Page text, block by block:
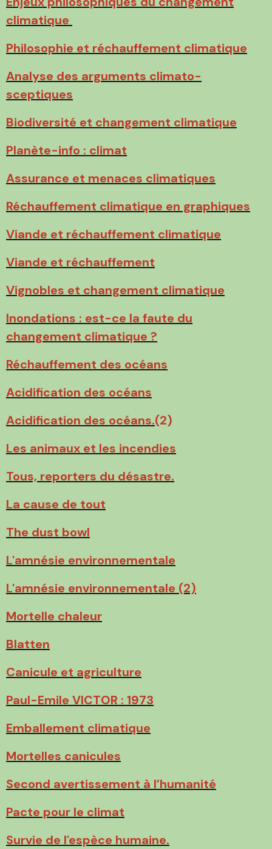
climatique
Philosophie et réchauffement climatique
Analyse des arguments climato-
sceptiques
Biodiversité et changement climatique
Planète-info : climat
Assurance et menaces climatiques
Réchauffement climatique en graphiques
Viande et réchauffement climatique
Viande et réchauffement
Vignobles et changement climatique
Inondations : est-ce la faute du
changement climatique ?
Réchauffement des océans
Acidification des océans
Acidification des océans.(2)
Les animaux et les incendies
Tous, reporters du désastre.
La cause de tout
The dust bowl
L'amnésie environnementale
L'amnésie environnementale (2)
Mortelle chaleur
Blatten
Canicule et agriculture
Paul-Emile VICTOR : 1973
Emballement climatique
Mortelles canicules
Second avertissement à l’humanité
Pacte pour le climat
Survie de l'espèce humaine.